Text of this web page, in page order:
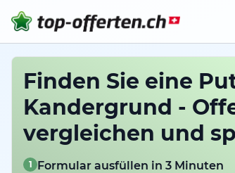
Finden Sie eine
Kandergrund -
vergleichen und
1 Formular ausfüllen in 3 Minuten